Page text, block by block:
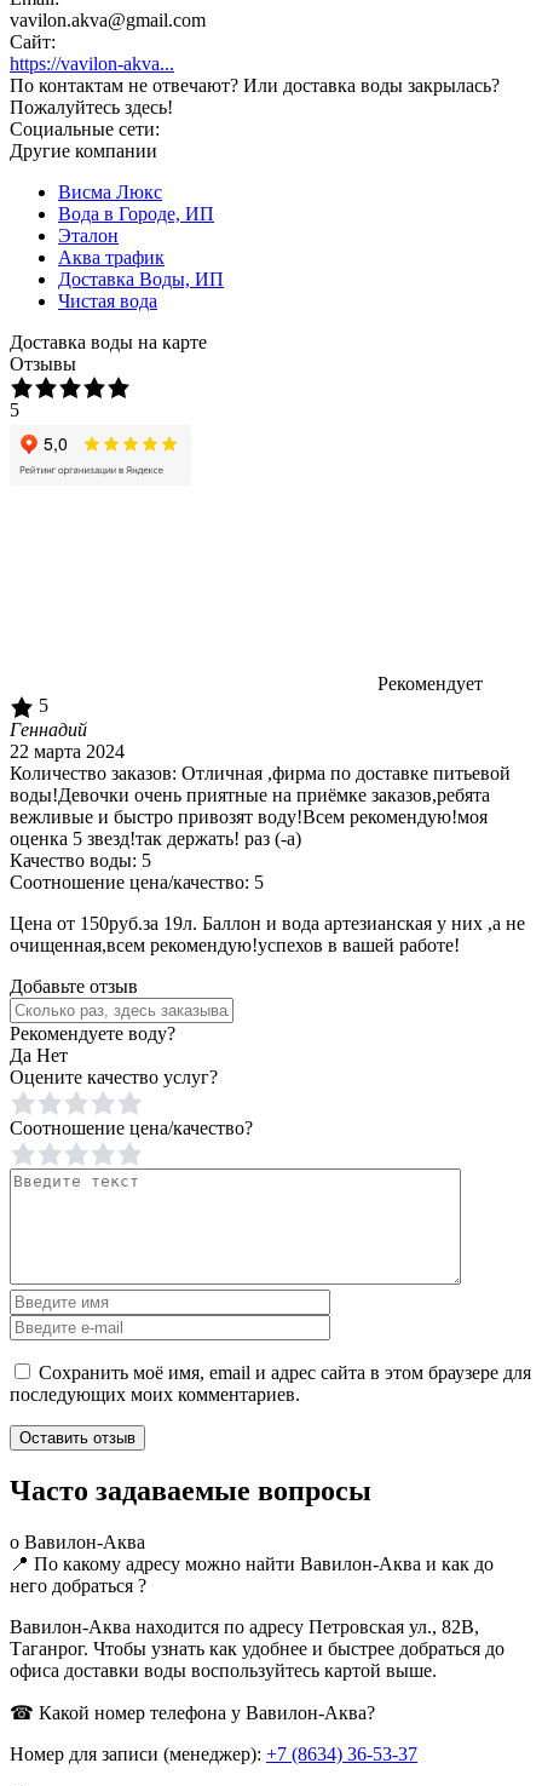
vavilon.akva@gmail.com
Сайт:
https://vavilon-akva...
По контактам не отвечают? Или доставка воды закрылась?
Пожалуйтесь здесь!
Социальные сети:
Другие компании
Висма Люкс
Вода в Городе, ИП
Эталон
Аква трафик
Доставка Воды, ИП
Чистая вода
Доставка воды на карте
Отзывы
5
/ 1 отзывов
Рекомендует
5
Геннадий
22 марта 2024
Количество заказов: Отличная ,фирма по доставке питьевой
воды!Девочки очень приятные на приёмке заказов,ребята
вежливые и быстро привозят воду!Всем рекомендую!моя
оценка 5 звезд!так держать! раз (-а)
Качество воды: 5
Соотношение цена/качество: 5
Цена от 150руб.за 19л. Баллон и вода артезианская у них ,а не
очищенная,всем рекомендую!успехов в вашей работе!
Добавьте отзыв
Рекомендуете воду?
Да Нет
Оцените качество услуг?
Соотношение цена/качество?
Сохранить моё имя, email и адрес сайта в этом браузере для
последующих моих комментариев.
Часто задаваемые вопросы
о Вавилон-Аква
📍 По какому адресу можно найти Вавилон-Аква и как до
него добраться ?
Вавилон-Аква находится по адресу Петровская ул., 82В,
Таганрог. Чтобы узнать как удобнее и быстрее добраться до
офиса доставки воды воспользуйтесь картой выше.
☎ Какой номер телефона у Вавилон-Аква?
Номер для записи (менеджер): +7 (8634) 36-53-37